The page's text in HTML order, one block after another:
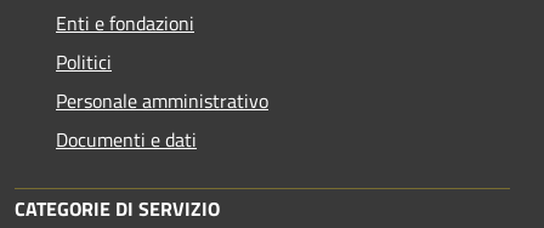
Enti e fondazioni
Politici
Personale amministrativo
Documenti e dati
CATEGORIE DI SERVIZIO